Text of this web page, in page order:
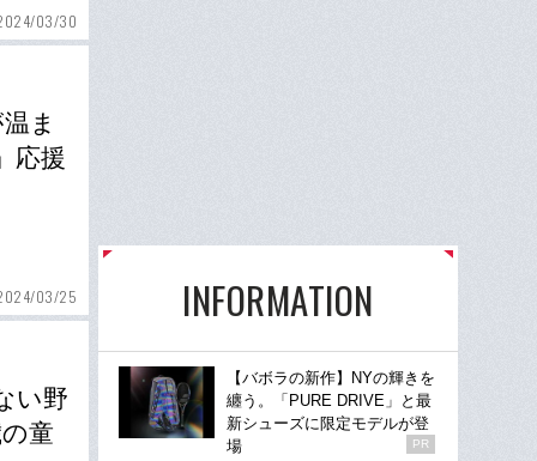
03/30
ま
応援
03/25
い野
童
INFORMATION
【バボラの新作】NYの輝きを
纏う。「PURE DRIVE」と最
新シューズに限定モデルが登
場
PR